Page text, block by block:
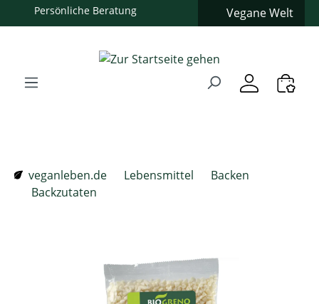
Zum Hauptinhalt springen
Zur Hauptnavigation springen
Persönliche Beratung Vegane Welt
veganleben.de
Lebensmittel
Backen
Backzutaten
Bildergalerie überspringen